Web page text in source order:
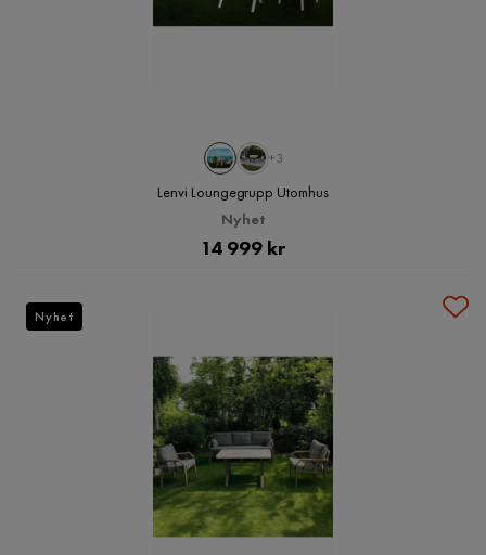
+3
Lenvi Loungegrupp Utomhus
Nyhet
Pris
14 999 kr
Nyhet